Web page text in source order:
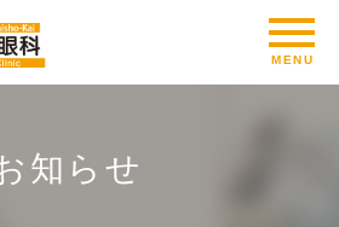
知らせ